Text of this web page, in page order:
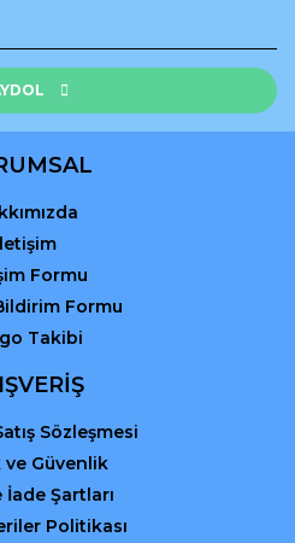
daha pahalı.
olmalı.
Gönder
Formu
Formu
Takibi
Sözleşmesi
ve Güvenlik
İade Şartları
Politikası